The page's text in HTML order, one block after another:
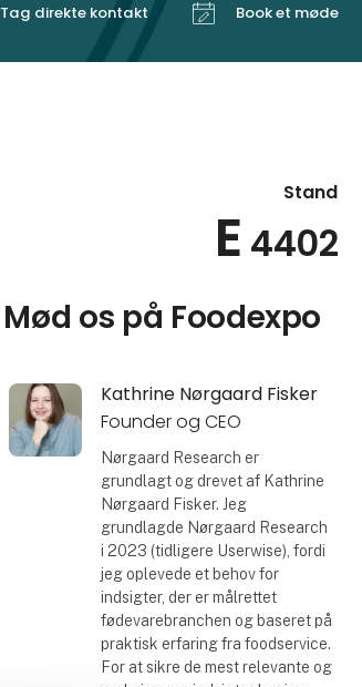
Tag direkte kontakt Book et møde
Stand
E 4402
Mød os på Foodexpo
Kathrine Nørgaard Fisker
Founder og CEO
Nørgaard Research er
grundlagt og drevet af Kathrine
Nørgaard Fisker. Jeg
grundlagde Nørgaard Research
i 2023 (tidligere Userwise), fordi
jeg oplevede et behov for
indsigter, der er målrettet
fødevarebranchen og baseret på
praktisk erfaring fra foodservice.
For at sikre de mest relevante og